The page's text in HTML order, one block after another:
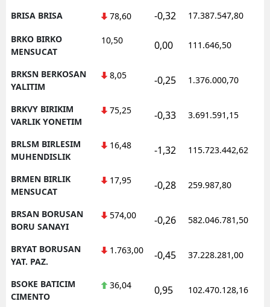
BRISA BRISA 78,60 -0,32 17.387.547,80
BRKO BIRKO
MENSUCAT
10,50 0,00 111.646,50
BRKSN BERKOSAN
YALITIM
8,05 -0,25 1.376.000,70
BRKVY BIRIKIM
VARLIK YONETIM
75,25 -0,33 3.691.591,15
BRLSM BIRLESIM
MUHENDISLIK
16,48 -1,32 115.723.442,62
BRMEN BIRLIK
MENSUCAT
17,95 -0,28 259.987,80
BRSAN BORUSAN
BORU SANAYI
574,00 -0,26 582.046.781,50
BRYAT BORUSAN
YAT. PAZ.
1.763,00 -0,45 37.228.281,00
BSOKE BATICIM
CIMENTO
36,04 0,95 102.470.128,16